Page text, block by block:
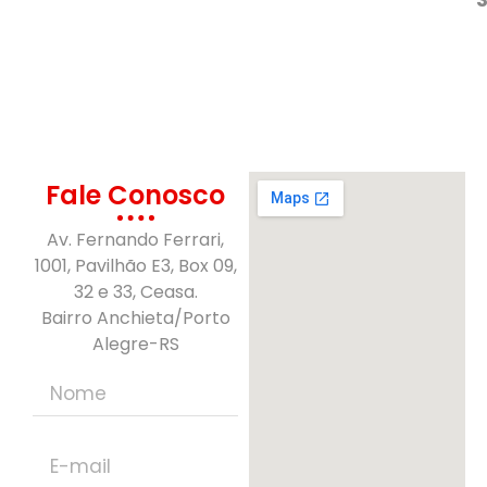
Fale Conosco
Av. Fernando Ferrari,
1001, Pavilhão E3, Box 09,
32 e 33, Ceasa.
Bairro Anchieta/Porto
Alegre-RS